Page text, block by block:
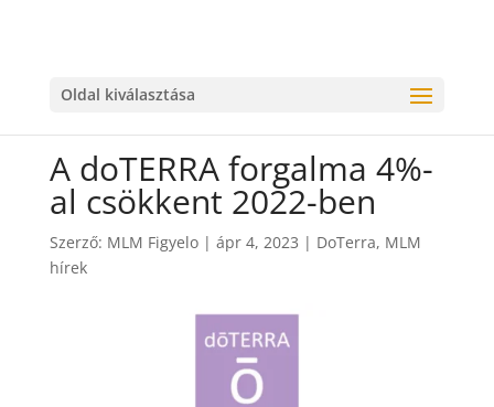
Oldal kiválasztása
A doTERRA forgalma 4%-
al csökkent 2022-ben
Szerző: MLM Figyelo| ápr 4, 2023 | DoTerra, MLM
hírek